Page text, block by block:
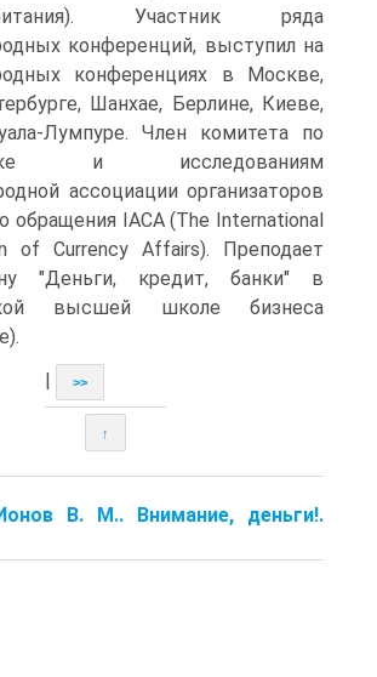
Участник ряда
конференций, выступил на
конференциях в Москве,
Шанхае, Берлине, Киеве,
Лумпуре. Член комитета по
и исследованиям
ассоциации организаторов
обращения IACA (The International
of Currency Affairs). Преподает
"Деньги, кредит, банки" в
высшей школе бизнеса
>>
↑
В. М.. Внимание, деньги!.